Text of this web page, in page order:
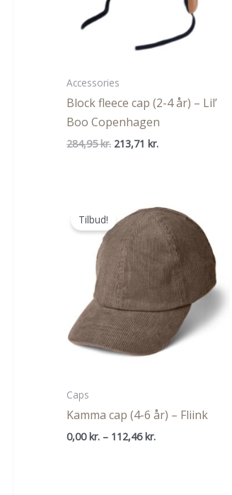
Accessories
Block fleece cap (2-4 år) – Lil’
Boo Copenhagen
284,95kr. Den
213,71 kr.Den
Tilbud!
Caps
Kamma cap (4-6 år) – Fliink
0,00kr. – 112,46kr.Prisinterval: